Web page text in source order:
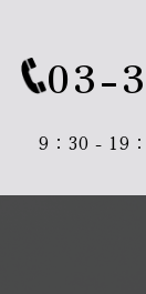
03-
9：30 - 19